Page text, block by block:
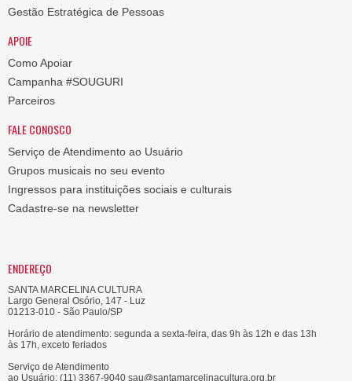
Gestão Estratégica de Pessoas
APOIE
Como Apoiar
Campanha #SOUGURI
Parceiros
FALE CONOSCO
Serviço de Atendimento ao Usuário
Grupos musicais no seu evento
Ingressos para instituições sociais e culturais
Cadastre-se na newsletter
ENDEREÇO
SANTA MARCELINA CULTURA
Largo General Osório, 147 - Luz
01213-010 - São Paulo/SP
Horário de atendimento: segunda a sexta-feira, das 9h às 12h e das 13h
às 17h, exceto feriados
Serviço de Atendimento
ao Usuário: (11) 3367-9040 sau@santamarcelinacultura.org.br